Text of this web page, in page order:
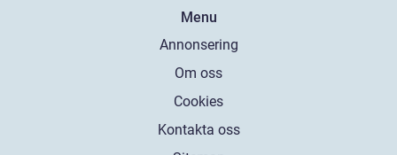
Menu
Annonsering
Om oss
Cookies
Kontakta oss